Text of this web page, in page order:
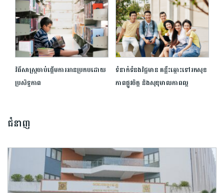
វិធីសាស្រ្តចាប់ផ្តើមការអានប្រកបដោយ
ប្រសិទ្ធភាព
ទំនាក់ទំនងវិជ្ជមាន គន្លឹះឆ្ពោះទៅរកសុខ
ភាពផ្លូវចិត្ត និងសុខុមាលភាពល្អ
ជំនាញ